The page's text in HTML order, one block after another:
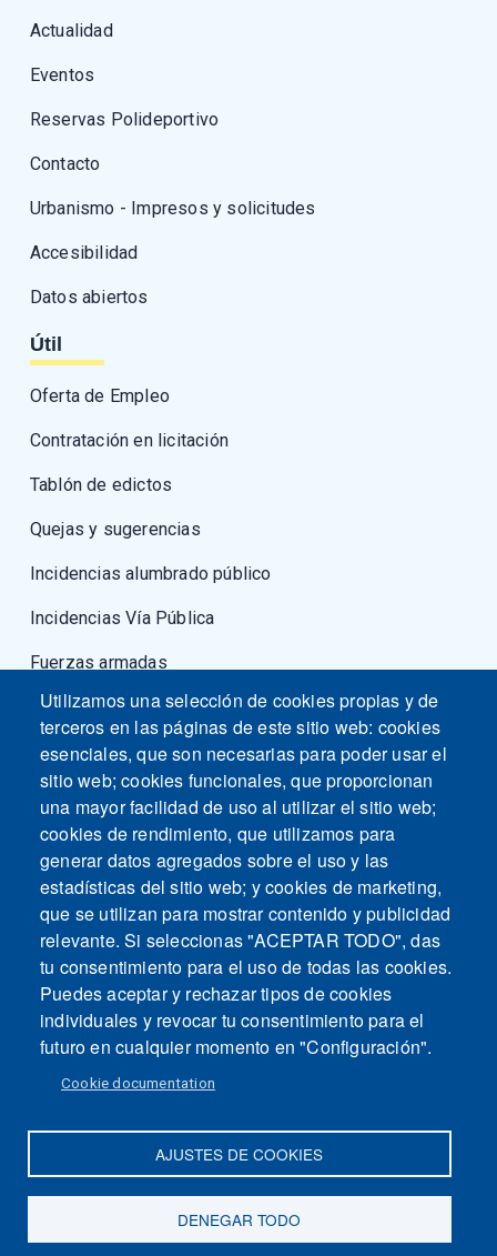
Actualidad
Eventos
Reservas Polideportivo
Contacto
Urbanismo - Impresos y solicitudes
Accesibilidad
Datos abiertos
Útil
Oferta de Empleo
Contratación en licitación
Tablón de edictos
Quejas y sugerencias
Incidencias alumbrado público
Incidencias Vía Pública
Fuerzas armadas
ContactoAviso legalPolitica de Privacidad
Utilizamos una selección de cookies propias y de
terceros en las páginas de este sitio web: cookies
esenciales, que son necesarias para poder usar el
sitio web; cookies funcionales, que proporcionan
una mayor facilidad de uso al utilizar el sitio web;
cookies de rendimiento, que utilizamos para
generar datos agregados sobre el uso y las
estadísticas del sitio web; y cookies de marketing,
que se utilizan para mostrar contenido y publicidad
relevante. Si seleccionas "ACEPTAR TODO", das
tu consentimiento para el uso de todas las cookies.
Puedes aceptar y rechazar tipos de cookies
individuales y revocar tu consentimiento para el
futuro en cualquier momento en "Configuración".
Cookie documentation
AJUSTES DE COOKIES
DENEGAR TODO